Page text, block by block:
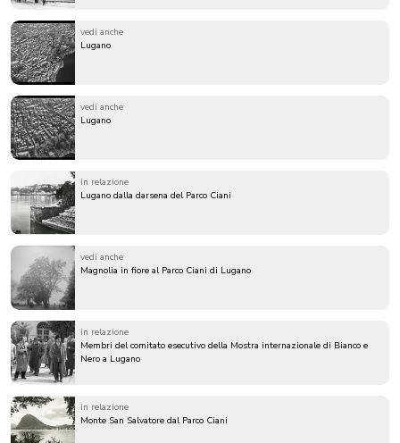
vedi anche
Lugano
vedi anche
Lugano
in relazione
Lugano dalla darsena del Parco Ciani
vedi anche
Magnolia in fiore al Parco Ciani di Lugano
in relazione
Membri del comitato esecutivo della Mostra internazionale di Bianco e
Nero a Lugano
in relazione
Monte San Salvatore dal Parco Ciani